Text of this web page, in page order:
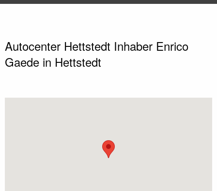
Autocenter Hettstedt Inhaber Enrico
Gaede in Hettstedt